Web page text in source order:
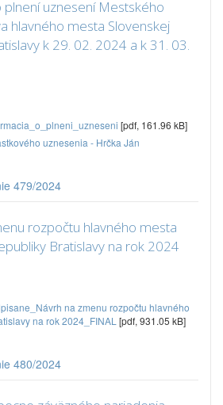
plnení uznesení Mestského
hlavného mesta Slovenskej
k 29. 02. 2024 a k 31. 03.
[pdf, 161.96 kB]
uznesenia - Hrčka Ján
479/2024
rozpočtu hlavného mesta
Bratislavy na rok 2024
na zmenu rozpočtu hlavného
na rok 2024_FINAL [pdf, 931.05 kB]
480/2024